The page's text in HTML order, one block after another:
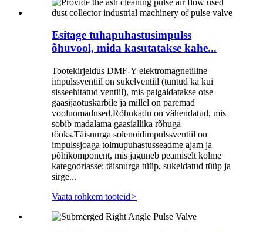
Esitage tuhapuhastusimpulss
õhuvool, mida kasutatakse kahe...
Tootekirjeldus DMF-Y elektromagnetiline
impulssventiil on sukelventiil (tuntud ka kui
sisseehitatud ventiil), mis paigaldatakse otse
gaasijaotuskarbile ja millel on paremad
vooluomadused.Rõhukadu on vähendatud, mis
sobib madalama gaasiallika rõhuga
tööks.Täisnurga solenoidimpulssventiil on
impulssjoaga tolmupuhastusseadme ajam ja
põhikomponent, mis jaguneb peamiselt kolme
kategooriasse: täisnurga tüüp, sukeldatud tüüp ja
sirge...
Vaata rohkem tooteid>